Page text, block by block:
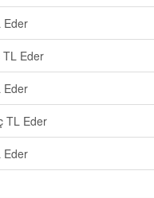
Eder
TL Eder
Eder
TL Eder
Eder